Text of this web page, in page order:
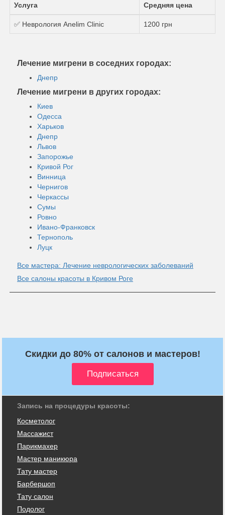
Услуга Средняя цена
✅ Неврология Anelim Clinic 1200 грн
Лечение мигрени в соседних городах:
Днепр
Лечение мигрени в других городах:
Киев
Одесса
Харьков
Днепр
Львов
Запорожье
Кривой Рог
Винница
Чернигов
Черкассы
Сумы
Ровно
Ивано-Франковск
Тернополь
Луцк
Все мастера: Лечение неврологических заболеваний
Все салоны красоты в Кривом Роге
Скидки до 80% от салонов и мастеров!
Запись на процедуры красоты:
Косметолог
Массажист
Парикмахер
Мастер маникюра
Тату мастер
Барбершоп
Тату салон
Подолог